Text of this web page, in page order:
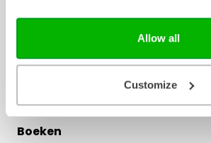
Allow all
Customize
Herziene Statenvertaling
Nieuwe Bijbelvertaling 2021
Boeken